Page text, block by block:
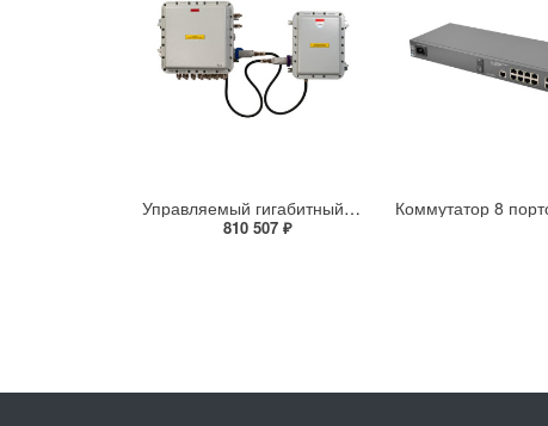
Управляемый гигабитный уличный коммутатор со встроенным источником бесперебойного питания во взрывоопасных зонах Tfortis PSW-2G6F+UPS-Ex
810 507 ₽